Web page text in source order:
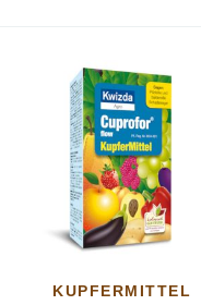
KUPFERMITTEL